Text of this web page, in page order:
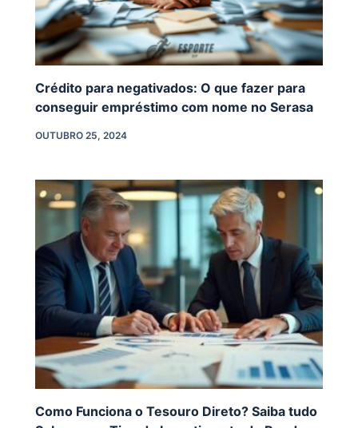
Crédito para negativados: O que fazer para
conseguir empréstimo com nome no Serasa
OUTUBRO 25, 2024
Como Funciona o Tesouro Direto? Saiba tudo